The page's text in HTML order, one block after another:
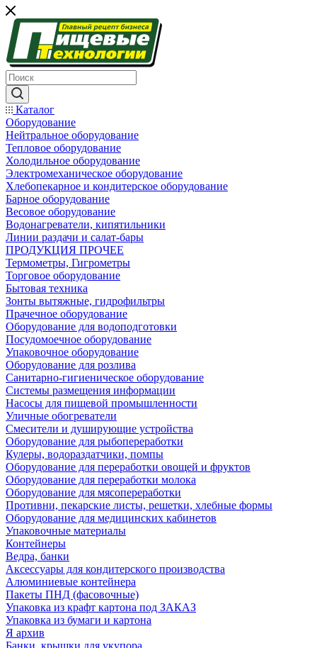
Каталог
Оборудование
Нейтральное оборудование
Тепловое оборудование
Холодильное оборудование
Электромеханическое оборудование
Хлебопекарное и кондитерское оборудование
Барное оборудование
Весовое оборудование
Водонагреватели, кипятильники
Линии раздачи и салат-бары
ПРОДУКЦИЯ ПРОЧЕЕ
Термометры, Гигрометры
Торговое оборудование
Бытовая техника
Зонты вытяжные, гидрофильтры
Прачечное оборудование
Оборудование для водоподготовки
Посудомоечное оборудование
Упаковочное оборудование
Оборудование для розлива
Санитарно-гигиеническое оборудование
Системы размещения информации
Насосы для пищевой промышленности
Уличные обогреватели
Смесители и душирующие устройства
Оборудование для рыбопереработки
Кулеры, водораздатчики, помпы
Оборудование для переработки овощей и фруктов
Оборудование для переработки молока
Оборудование для мясопереработки
Противни, пекарские листы, решетки, хлебные формы
Оборудование для медицинских кабинетов
Упаковочные материалы
Контейнеры
Ведра, банки
Аксессуары для кондитерского производства
Алюминиевые контейнера
Пакеты ПНД (фасовочные)
Упаковка из крафт картона под ЗАКАЗ
Упаковка из бумаги и картона
Я архив
Банки, крышки для укупора